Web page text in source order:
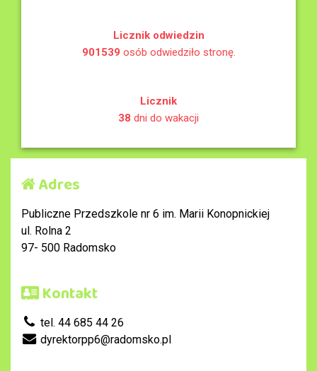
Licznik odwiedzin
901539 osób odwiedziło stronę.
Licznik
38 dni do wakacji
Adres
Publiczne Przedszkole nr 6 im. Marii Konopnickiej
ul. Rolna 2
97- 500 Radomsko
Kontakt
tel. 44 685 44 26
dyrektorpp6@radomsko.pl